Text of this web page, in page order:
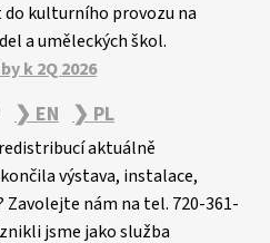
kulturního provozu na
a uměleckých škol.
k 2Q 2026
❯ EN ❯ PL
aktuálně
výstava, instalace,
nám na tel. 720-361-
jsme jako služba